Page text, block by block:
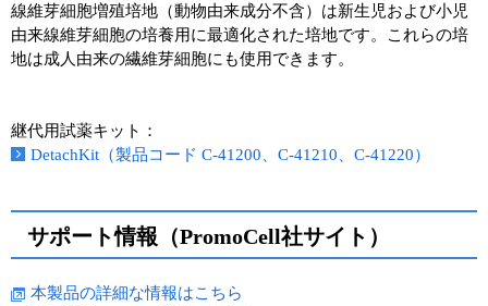
線維芽細胞増殖培地（動物由来成分不含）は新生児および小児
由来線維芽細胞の培養用に最適化された培地です。これらの培
地は成人由来の繊維芽細胞にも使用できます。
継代用試薬キット：
DetachKit（製品コード C-41200、C-41210、C-41220）
サポート情報（PromoCell社サイト）
本製品の詳細な情報はこちら